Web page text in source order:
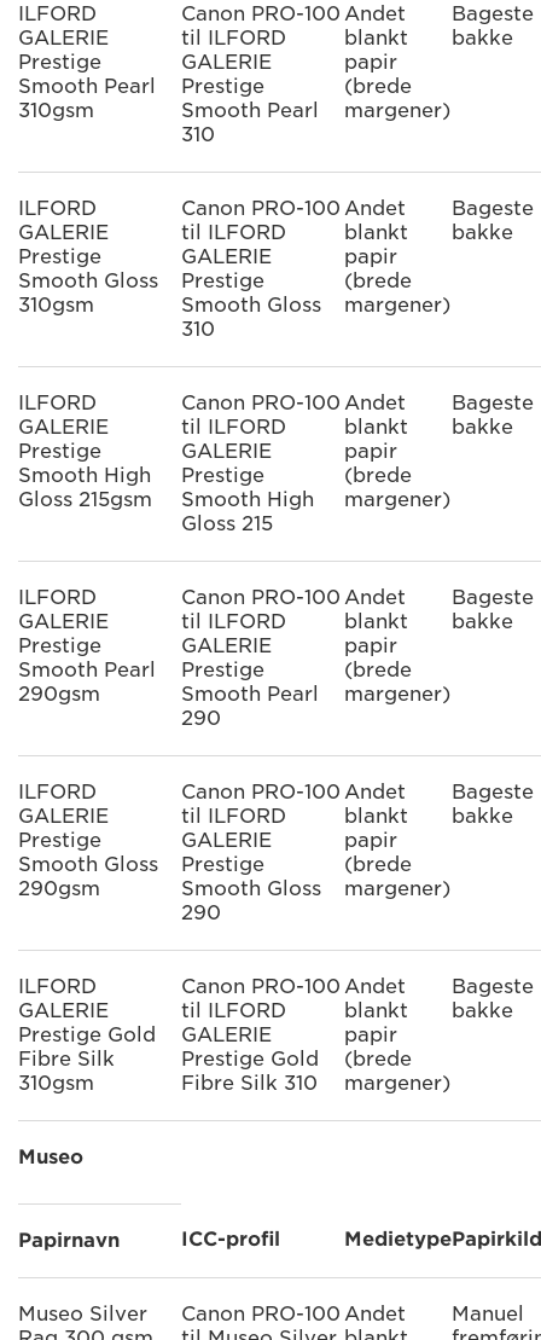
ILFORD
GALERIE
Prestige
Smooth Pearl
310gsm
Canon PRO-100
til ILFORD
GALERIE
Prestige
Smooth Pearl
310
Andet
blankt
papir
(brede
margener)
Bageste
bakke
ILFORD
GALERIE
Prestige
Smooth Gloss
310gsm
Canon PRO-100
til ILFORD
GALERIE
Prestige
Smooth Gloss
310
Andet
blankt
papir
(brede
margener)
Bageste
bakke
ILFORD
GALERIE
Prestige
Smooth High
Gloss 215gsm
Canon PRO-100
til ILFORD
GALERIE
Prestige
Smooth High
Gloss 215
Andet
blankt
papir
(brede
margener)
Bageste
bakke
ILFORD
GALERIE
Prestige
Smooth Pearl
290gsm
Canon PRO-100
til ILFORD
GALERIE
Prestige
Smooth Pearl
290
Andet
blankt
papir
(brede
margener)
Bageste
bakke
ILFORD
GALERIE
Prestige
Smooth Gloss
290gsm
Canon PRO-100
til ILFORD
GALERIE
Prestige
Smooth Gloss
290
Andet
blankt
papir
(brede
margener)
Bageste
bakke
ILFORD
GALERIE
Prestige Gold
Fibre Silk
310gsm
Canon PRO-100
til ILFORD
GALERIE
Prestige Gold
Fibre Silk 310
Andet
blankt
papir
(brede
margener)
Bageste
bakke
Museo
Papirnavn ICC-profil Medietype
Museo Silver
Canon PRO-100 Andet
Manuel